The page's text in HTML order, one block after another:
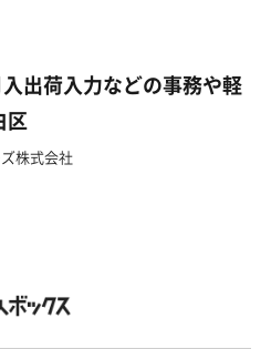
出荷入力などの事務や軽
区
株式会社